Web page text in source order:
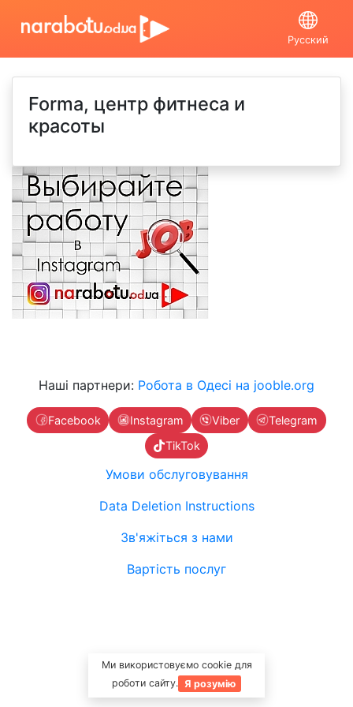
Ми використовуємо cookie для
роботи сайту. Я розумію
Русский
Forma, центр фитнеса и
красоты
Наші партнери: Робота в Одесі на jooble.org
Facebook Instagram Viber
Telegram
TikTok
Умови обслуговування
Data Deletion Instructions
Зв'яжіться з нами
Вартість послуг